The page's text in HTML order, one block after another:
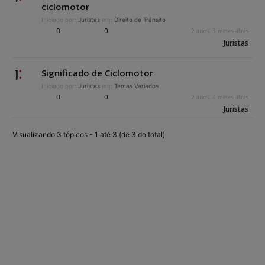
ciclomotor
Iniciado por: Juristas em: Direito de Trânsito
0 0 2 anos, 3 meses atrás
Juristas
Significado de Ciclomotor
Iniciado por: Juristas em: Temas Variados
0 0 2 anos, 4 meses atrás
Juristas
Visualizando 3 tópicos - 1 até 3 (de 3 do total)